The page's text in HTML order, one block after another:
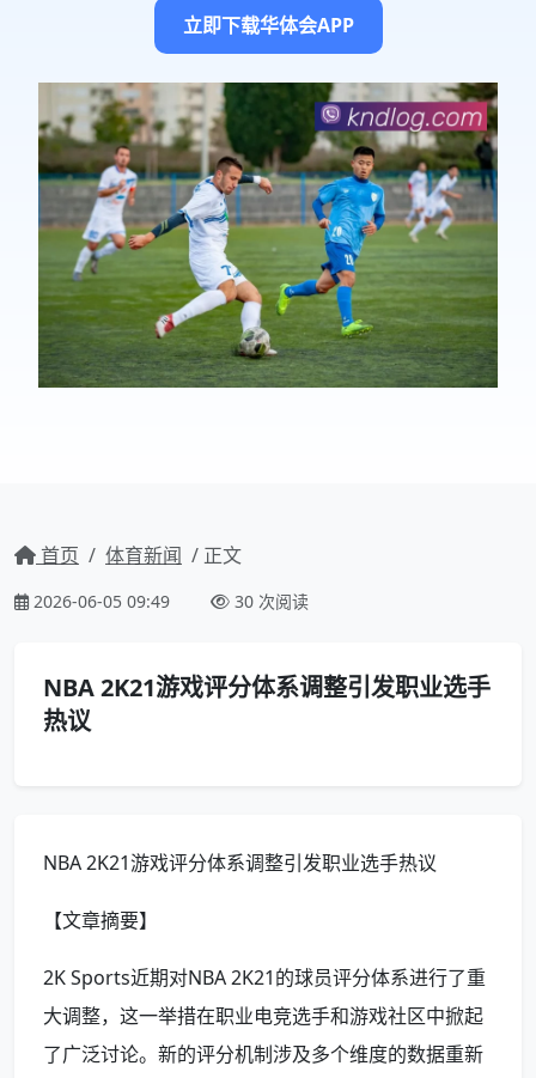
立即下载华体会APP
首页 / 体育新闻 / 正文
2026-06-05 09:49 30 次阅读
NBA 2K21游戏评分体系调整引发职业选手
热议
NBA 2K21游戏评分体系调整引发职业选手热议
【文章摘要】
2K Sports近期对NBA 2K21的球员评分体系进行了重
大调整，这一举措在职业电竞选手和游戏社区中掀起
了广泛讨论。新的评分机制涉及多个维度的数据重新